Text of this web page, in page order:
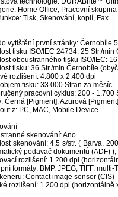
Home Office, Pracovní skupina
Tisk, Skenování, kopií, Fax
vytištění první stránky: Černobíle
tisku ISO/IEC 24734: 25 Str./
oboustranného tisku ISO/IEC:
tisku: 36 Str./min Černobíle
rozlišení: 4.800 x 2.400 dpi
tisku: 33.000 Stran za měsíc
pracovní cyklus: 200 - 1.700
Černá [Pigment], Azurová
z: PC, MAC, Mobile Device
skenování: Ano
skenování: 4,5 s/str. ( Barva,
podavač dokumentů (ADF)
rozlišení: 1.200 dpi
formáty: BMP, JPEG, TIFF, multi-
Contact image sensor (CIS)
rozlišení: 1.200 dpi (horizontálně